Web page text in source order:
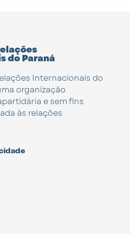
do Paraná
Internacionais do
organização
e sem fins
às relações